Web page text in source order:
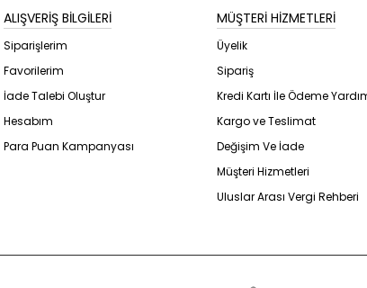
ALIŞVERİŞ BİLGİLERİ
Siparişlerim
Favorilerim
İade Talebi Oluştur
Hesabım
Para Puan Kampanyası
MÜŞTERİ HİZMETLERİ
Üyelik
Sipariş
Kredi Kartı İle Ödeme
Kargo ve Teslimat
Değişim Ve İade
Müşteri Hizmetleri
Uluslar Arası Vergi Rehberi